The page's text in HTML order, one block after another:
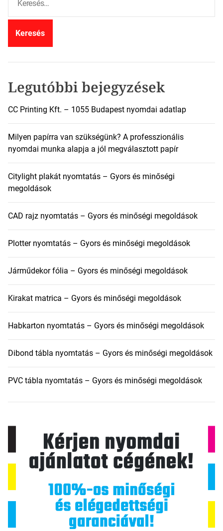
r
Legutóbbi bejegyzések
CC Printing Kft. – 1055 Budapest nyomdai adatlap
Milyen papírra van szükségünk? A professzionális
nyomdai munka alapja a jól megválasztott papír
Citylight plakát nyomtatás – Gyors és minőségi
megoldások
CAD rajz nyomtatás – Gyors és minőségi megoldások
Plotter nyomtatás – Gyors és minőségi megoldások
Járműdekor fólia – Gyors és minőségi megoldások
Kirakat matrica – Gyors és minőségi megoldások
Habkarton nyomtatás – Gyors és minőségi megoldások
Dibond tábla nyomtatás – Gyors és minőségi megoldások
PVC tábla nyomtatás – Gyors és minőségi megoldások